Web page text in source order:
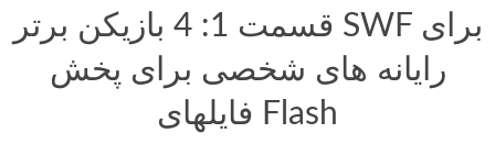
قسمت 1: 4 بازیکن برتر SWF برای
رایانه های شخصی برای پخش
فایلهای Flash